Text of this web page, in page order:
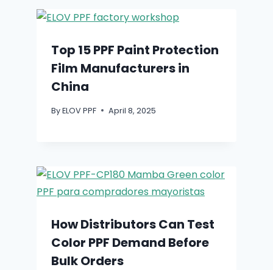
Top 15 PPF Paint Protection
Film Manufacturers in
China
ByELOV PPF April 8, 2025
How Distributors Can Test
Color PPF Demand Before
Bulk Orders